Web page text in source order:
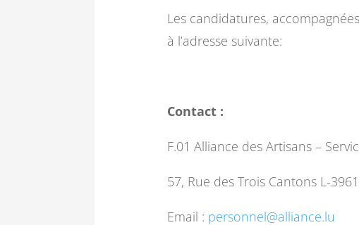
Les candidatures,
à l’adresse suivante:
Contact :
F.01 Alliance des Artisans –
57, Rue des Trois Cantons L-
Email : personnel@alliance.lu